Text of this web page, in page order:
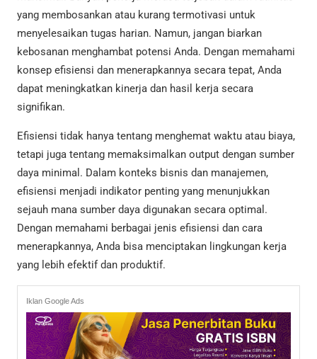
yang membosankan atau kurang termotivasi untuk
menyelesaikan tugas harian. Namun, jangan biarkan
kebosanan menghambat potensi Anda. Dengan memahami
konsep efisiensi dan menerapkannya secara tepat, Anda
dapat meningkatkan kinerja dan hasil kerja secara
signifikan.
Efisiensi tidak hanya tentang menghemat waktu atau biaya,
tetapi juga tentang memaksimalkan output dengan sumber
daya minimal. Dalam konteks bisnis dan manajemen,
efisiensi menjadi indikator penting yang menunjukkan
sejauh mana sumber daya digunakan secara optimal.
Dengan memahami berbagai jenis efisiensi dan cara
menerapkannya, Anda bisa menciptakan lingkungan kerja
yang lebih efektif dan produktif.
Iklan Google Ads